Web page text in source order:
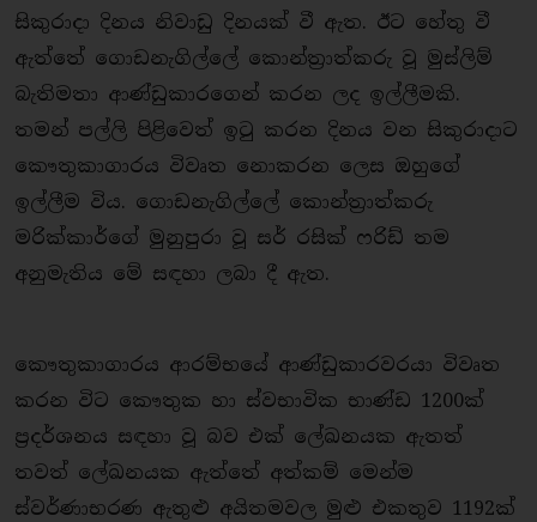
සිකුරාදා දිනය නිවාඩු දිනයක් වී ඇත. ඊට හේතු වී
ඇත්තේ ගොඩනැගිල්ලේ කොන්ත්‍රාත්කරු වූ මුස්ලිම්
බැතිමතා ආණ්ඩුකාරගෙන් කරන ලද ඉල්ලීමකි.
තමන් පල්ලි පිළිවෙත් ඉටු කරන දිනය වන සිකුරාද‌ාට
කෞතුකාගාරය විවෘත නොකරන ලෙස ඔහුගේ
ඉල්ලීම විය. ගොඩනැගිල්ලේ කොන්ත්‍රාත්කරු
මරික්කාර්ගේ මුනුපුරා වූ සර් රසික් ෆරිඩ් තම
අනුමැතිය මේ සඳහා ලබා දී ඇත.
කෞතුකාගාරය ආරම්භයේ ආණ්ඩුකාරවරයා විවෘත
කරන විට කෞතුක හා ස්වභාවික භාණ්ඩ 1200ක්
ප්‍රදර්ශනය සඳහා වූ බව එක් ලේඛනයක ඇතත්
තවත් ලේඛනයක ඇත්තේ අත්කම් මෙන්ම
ස්වර්ණාභරණ ඇතුළු අයිතමවල මුළු එකතුව 1192ක්